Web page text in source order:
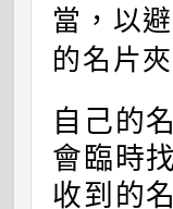
當，以
的名片夾
自己的
會臨時
收到的